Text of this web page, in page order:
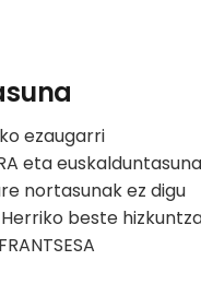
ezaugarri
eta euskalduntasuna
nortasunak ez digu
beste